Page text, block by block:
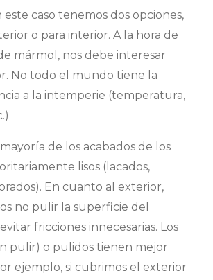
este caso tenemos dos opciones,
o para interior. A la hora de
mármol, nos debe interesar
No todo el mundo tiene la
a la intemperie (temperatura,
de los acabados de los
lisos (lacados,
En cuanto al exterior,
no pulir la superficie del
fricciones innecesarias. Los
pulir) o pulidos tienen mejor
ejemplo, si cubrimos el exterior